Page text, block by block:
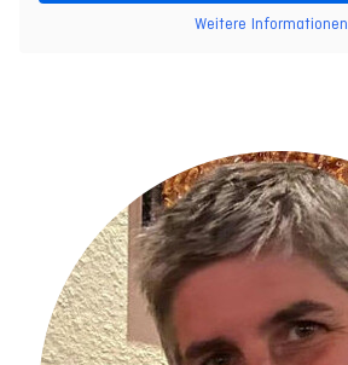
Weitere Informationen